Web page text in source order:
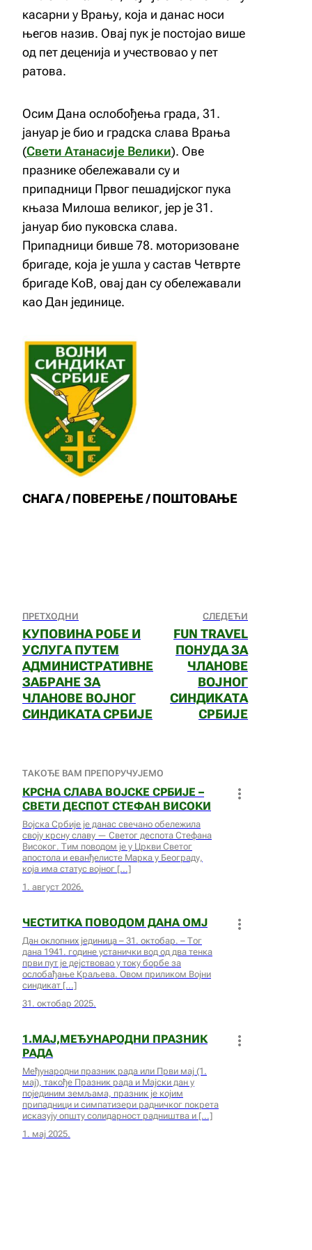
касарни у Врању, која и данас носи
његов назив. Овај пук је постојао више
од пет деценија и учествовао у пет
ратова.
Осим Дана ослобођења града, 31.
јануар је био и градска слава Врања
(Свети Атанасије Велики). Ове
празнике обележавали су и
припадници Првог пешадијског пука
књаза Милоша великог, јер је 31.
јануар био пуковска слава.
Припадници бивше 78. моторизоване
бригаде, која је ушла у састав Четврте
бригаде КоВ, овај дан су обележавали
као Дан јединице.
СНАГА / ПОВЕРЕЊЕ / ПОШТОВАЊЕ
ПРЕТХОДНИ
КУПОВИНА РОБЕ И
УСЛУГА ПУТЕМ
АДМИНИСТРАТИВНЕ
ЗАБРАНЕ ЗА
ЧЛАНОВЕ ВОЈНОГ
СИНДИКАТА СРБИЈЕ
СЛЕДЕЋИ
FUN TRAVEL
ПОНУДА ЗА
ЧЛАНОВЕ
ВОЈНОГ
СИНДИКАТА
СРБИЈЕ
ТАКОЂЕ ВАМ ПРЕПОРУЧУЈЕМО
КРСНА СЛАВА ВОЈСКЕ СРБИЈЕ –
СВЕТИ ДЕСПОТ СТЕФАН ВИСОКИ
Војска Србије је данас свечано обележила
своју крсну славу — Светог деспота Стефана
Високог. Тим поводом је у Цркви Светог
апостола и еванђелисте Марка у Београду,
која има статус војног
1. август 2026.
ЧЕСТИТКА ПОВОДОМ ДАНА ОМЈ
Дан оклопних јединица – 31. октобар. – Тог
дана 1941. године устанички вод од два тенка
први пут је дејствовао у току борбе за
ослобађање Краљева. Овом приликом Војни
синдикат
31. октобар 2025.
1.МАЈ,МЕЂУНАРОДНИ ПРАЗНИК
РАДА
Међународни празник рада или Први мај (1.
мај), такође Празник рада и Мајски дан у
појединим земљама, празник је којим
припадници и симпатизери радничког покрета
исказују општу солидарност радништва и
1. мај 2025.